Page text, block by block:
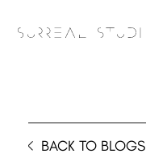
BACK TO BLOGS